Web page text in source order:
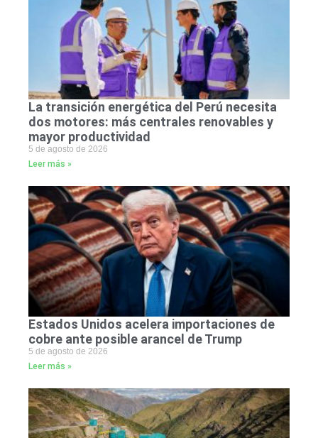
La transición energética del Perú necesita
dos motores: más centrales renovables y
mayor productividad
5 de agosto de 2026
Leer más »
Estados Unidos acelera importaciones de
cobre ante posible arancel de Trump
5 de agosto de 2026
Leer más »